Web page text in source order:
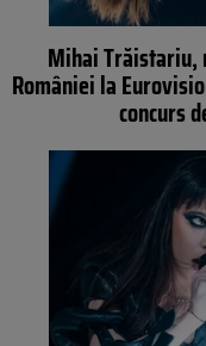
Mihai Trăistariu,
României la
concurs